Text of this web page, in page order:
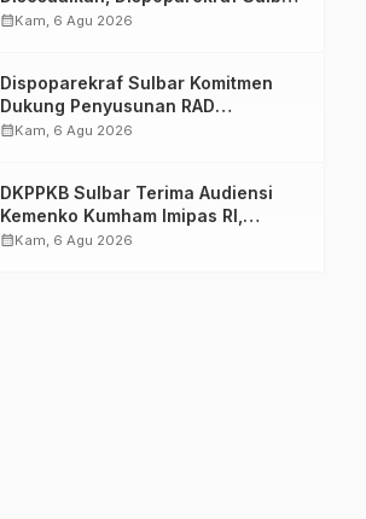
Pastikan Persiapan Tetap
calendar_monthKam, 6 Agu 2026
Dispoparekraf Sulbar Komitmen
Dukung Penyusunan RAD
TPB/SDGs Sulawesi Barat
calendar_monthKam, 6 Agu 2026
DKPPKB Sulbar Terima Audiensi
Kemenko Kumham Imipas RI,
Perkuat Pelayanan Kesehatan bagi
calendar_monthKam, 6 Agu 2026